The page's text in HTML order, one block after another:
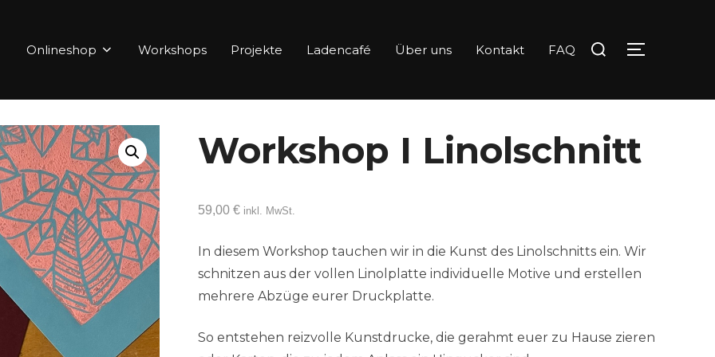
Onlineshop Workshops Projekte Ladencafé Über uns Kontakt FAQ
Suchen
Workshop I Linolschnitt
59,00 € inkl. MwSt.
In diesem Workshop tauchen wir in die Kunst des Linolschnitts ein. Wir
schnitzen aus der vollen Linolplatte individuelle Motive und erstellen
mehrere Abzüge eurer Druckplatte.
So entstehen reizvolle Kunstdrucke, die gerahmt euer zu Hause zieren